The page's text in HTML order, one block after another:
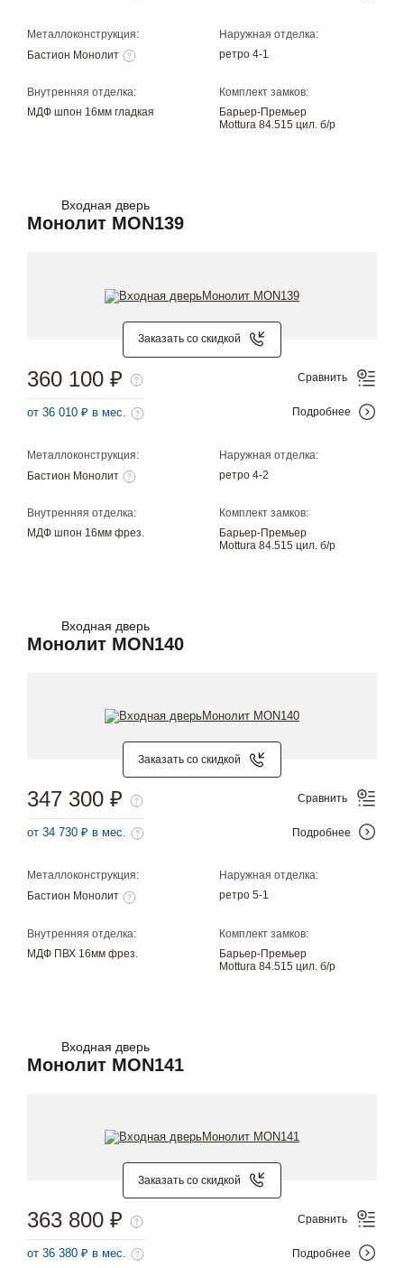
Металлоконструкция:
Бастион Монолит
Наружная отделка:
ретро 4-1
Внутренняя отделка:
МДФ шпон 16мм гладкая
Комплект замков:
Барьер-Премьер
Mottura 84.515 цил. б/р
Входная дверь
Монолит MON139
Заказать со скидкой
Металлоконструкция:
Бастион Монолит
Наружная отделка:
ретро 4-2
Внутренняя отделка:
МДФ шпон 16мм фрез.
Комплект замков:
Барьер-Премьер
Mottura 84.515 цил. б/р
360 100 ₽
от 36 010 ₽ в мес.
Сравнить
Подробнее
Входная дверь
Монолит MON140
Заказать со скидкой
Металлоконструкция:
Бастион Монолит
Наружная отделка:
ретро 5-1
Внутренняя отделка:
МДФ ПВХ 16мм фрез.
Комплект замков:
Барьер-Премьер
Mottura 84.515 цил. б/р
347 300 ₽
от 34 730 ₽ в мес.
Сравнить
Подробнее
Входная дверь
Монолит MON141
Заказать со скидкой
363 800 ₽
от 36 380 ₽ в мес.
Сравнить
Подробнее